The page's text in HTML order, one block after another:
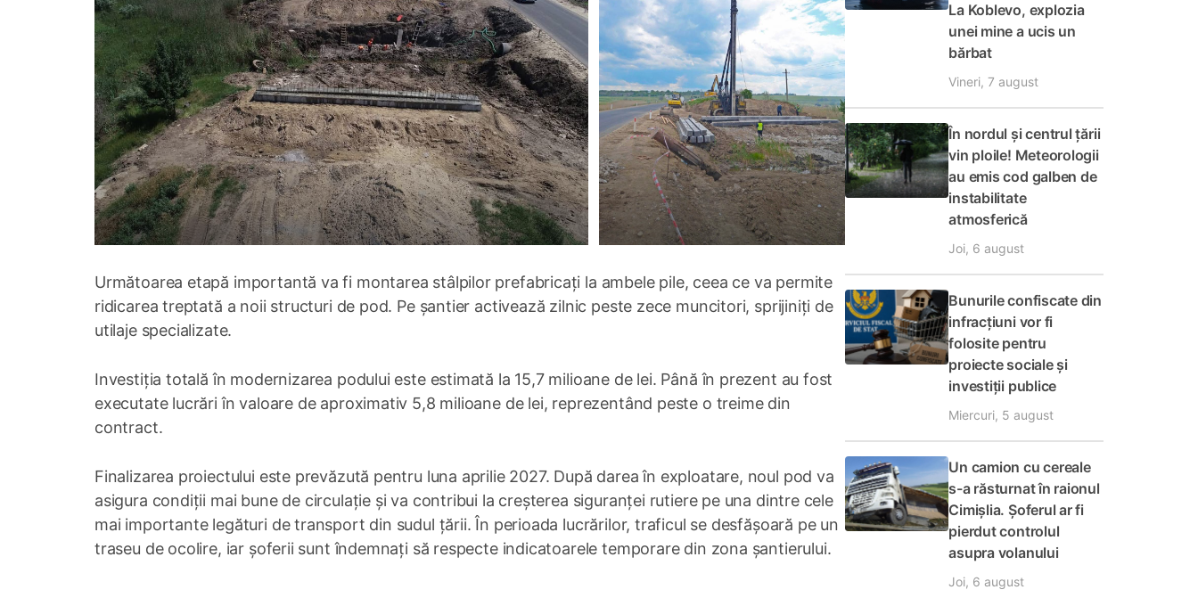
Următoarea etapă importantă va fi montarea stâlpilor prefabricați la ambele pile, ceea ce va permite
ridicarea treptată a noii structuri de pod. Pe șantier activează zilnic peste zece muncitori, sprijiniți de
utilaje specializate.
Investiția totală în modernizarea podului este estimată la 15,7 milioane de lei. Până în prezent au fost
executate lucrări în valoare de aproximativ 5,8 milioane de lei, reprezentând peste o treime din
contract.
Finalizarea proiectului este prevăzută pentru luna aprilie 2027. După darea în exploatare, noul pod va
asigura condiții mai bune de circulație și va contribui la creșterea siguranței rutiere pe una dintre cele
mai importante legături de transport din sudul țării. În perioada lucrărilor, traficul se desfășoară pe un
traseu de ocolire, iar șoferii sunt îndemnați să respecte indicatoarele temporare din zona șantierului.
La Koblevo, explozia
unei mine a ucis un
bărbat
Vineri, 7 august
În nordul și centrul țării
vin ploile! Meteorologii
au emis cod galben de
instabilitate
atmosferică
Joi, 6 august
Bunurile confiscate din
infracțiuni vor fi
folosite pentru
proiecte sociale și
investiții publice
Miercuri, 5 august
Un camion cu cereale
s-a răsturnat în raionul
Cimișlia. Șoferul ar fi
pierdut controlul
asupra volanului
Joi, 6 august